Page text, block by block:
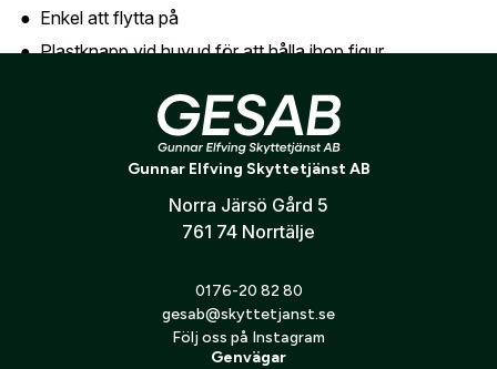
Enkel att flytta på
Plastknapp vid huvud för att hålla ihop figur
Integrerad fot i kanalplast där sten eller annan vikt kan
Mått: 80x45 cm
Är du en förening eller ett företag? Kontakta
oss så hjälper vi dig att skapa ett konto.
Verifiera e-post:*
Gunnar Elfving Skyttetjänst AB
Norra Järsö Gård 5
761 74 Norrtälje
0176-20 82 80
gesab@skyttetjanst.se
Följ oss på Instagram
Genvägar